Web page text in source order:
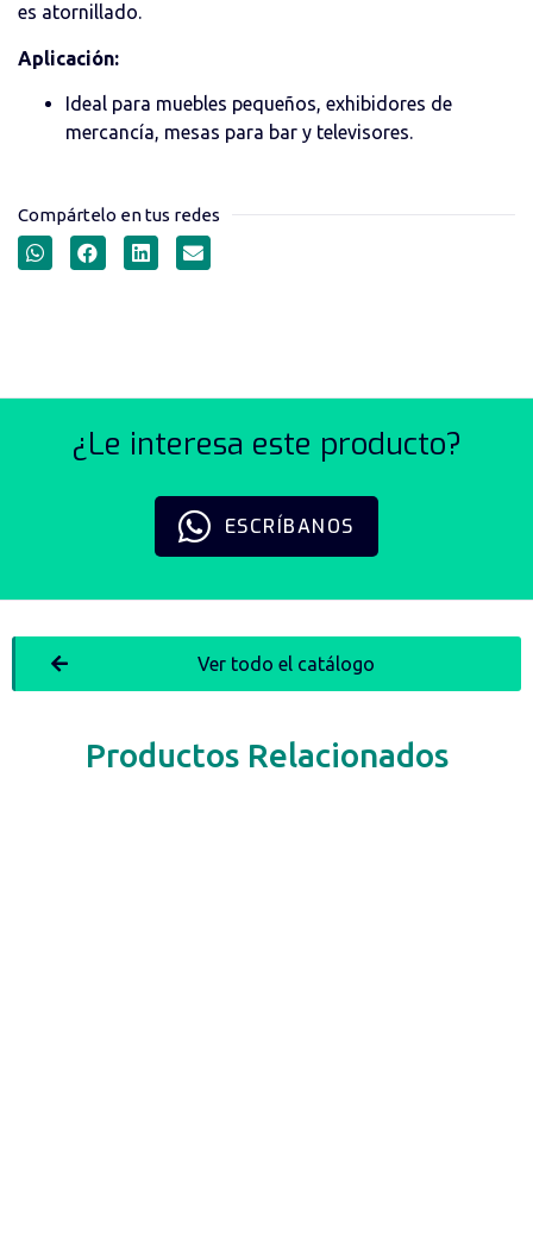
es atornillado.
Aplicación:
Ideal para muebles pequeños, exhibidores de
mercancía, mesas para bar y televisores.
Compártelo en tus redes
¿Le interesa este producto?
ESCRÍBANOS
Productos Relacionados
Ver todo el catálogo